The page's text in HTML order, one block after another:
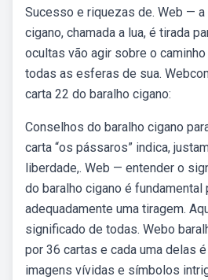
Sucesso e riquezas de. Web — a
cigano, chamada a lua, é tirada
ocultas vão agir sobre o
todas as esferas de sua.
carta 22 do baralho cigano:
Conselhos do baralho cigano
carta “os pássaros” indica,
liberdade,. Web — entender o
do baralho cigano é fundamental
adequadamente uma tiragem.
significado de todas. Webo
por 36 cartas e cada uma delas
imagens vívidas e símbolos